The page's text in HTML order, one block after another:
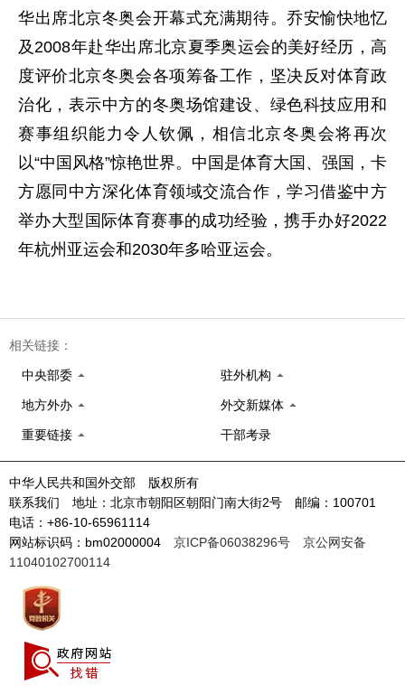
华出席北京冬奥会开幕式充满期待。乔安愉快地忆
及2008年赴华出席北京夏季奥运会的美好经历，高
度评价北京冬奥会各项筹备工作，坚决反对体育政
治化，表示中方的冬奥场馆建设、绿色科技应用和
赛事组织能力令人钦佩，相信北京冬奥会将再次
以“中国风格”惊艳世界。中国是体育大国、强国，卡
方愿同中方深化体育领域交流合作，学习借鉴中方
举办大型国际体育赛事的成功经验，携手办好2022
年杭州亚运会和2030年多哈亚运会。
相关链接：
中央部委 驻外机构
地方外办 外交新媒体
重要链接 干部考录
中华人民共和国外交部 版权所有
联系我们 地址：北京市朝阳区朝阳门南大街2号 邮编：100701
电话：+86-10-65961114
网站标识码：bm02000004 京ICP备06038296号
京公网安备
11040102700114